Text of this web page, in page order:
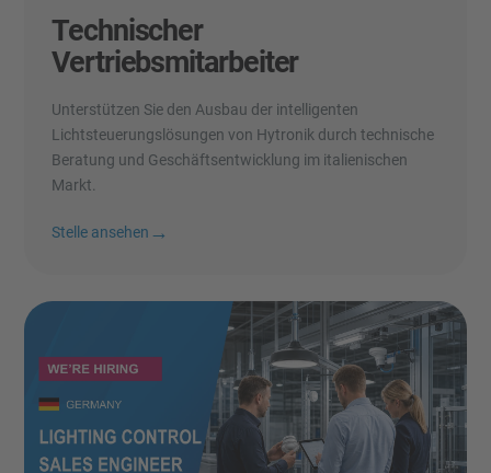
Technischer
Vertriebsmitarbeiter
Unterstützen Sie den Ausbau der intelligenten
Lichtsteuerungslösungen von Hytronik durch technische
Beratung und Geschäftsentwicklung im italienischen
Markt.
Stelle ansehen →